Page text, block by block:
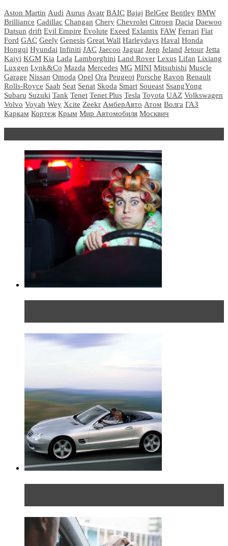
Aston Martin Audi Aurus Avatr BAIC Bajaj BelGee Bentley BMW
Brilliance Cadillac Changan Chery Chevrolet Citroen Dacia Daewoo
Datsun drift Evil Empire Evolute Exeed Exlantix FAW Ferrari Fiat
Ford GAC Geely Genesis Great Wall Harleydays Haval Honda
Hongqi Hyundai Infiniti JAC Jaecoo Jaguar Jeep Jeland Jetour Jetta
Kaiyi KGM Kia Lada Lamborghini Land Rover Lexus Lifan Lixiang
Luxgen Lynk&Co Mazda Mercedes MG MINI Mitsubishi Muscle
Garage Nissan Omoda Opel Ora Peugeot Porsche Ravon Renault
Rolls-Royce Saab Seat Senat Skoda Smart Soueast SsangYong
Subaru Suzuki Tank Tenet Tenet Plus Tesla Toyota UAZ Volkswagen
Volvo Voyah Wey Xcite Zeekr АмберАвто Атом Волга ГАЗ
Каркам Кортеж Крым Мир Автомобиля Москвич